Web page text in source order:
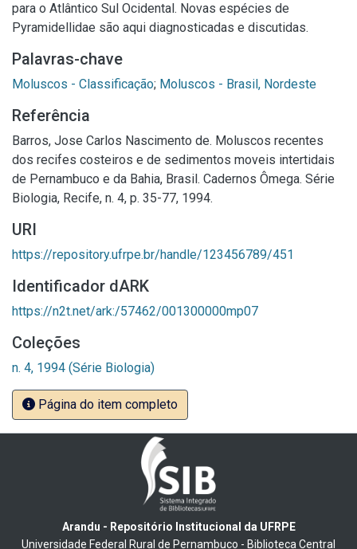
para o Atlântico Sul Ocidental. Novas espécies de
Pyramidellidae são aqui diagnosticadas e discutidas.
Palavras-chave
Moluscos - Classificação; Moluscos - Brasil, Nordeste
Referência
Barros, Jose Carlos Nascimento de. Moluscos recentes
dos recifes costeiros e de sedimentos moveis intertidais
de Pernambuco e da Bahia, Brasil. Cadernos Ômega. Série
Biologia, Recife, n. 4, p. 35-77, 1994.
URI
https://repository.ufrpe.br/handle/123456789/451
Identificador dARK
https://n2t.net/ark:/57462/001300000mp07
Coleções
n. 4, 1994 (Série Biologia)
Página do item completo
Arandu - Repositório Institucional da UFRPE
Universidade Federal Rural de Pernambuco - Biblioteca Central